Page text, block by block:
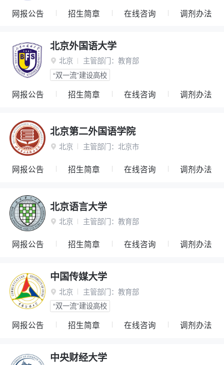
网报公告 招生简章 在线咨询 调剂办法
北京外国语大学
 北京 主管部门： 教育部
“双一流”建设高校
网报公告 招生简章 在线咨询 调剂办法
北京第二外国语学院
 北京 主管部门： 北京市
网报公告 招生简章 在线咨询 调剂办法
北京语言大学
 北京 主管部门： 教育部
网报公告 招生简章 在线咨询 调剂办法
中国传媒大学
 北京 主管部门： 教育部
“双一流”建设高校
网报公告 招生简章 在线咨询 调剂办法
中央财经大学